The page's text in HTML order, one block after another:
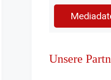
Unsere